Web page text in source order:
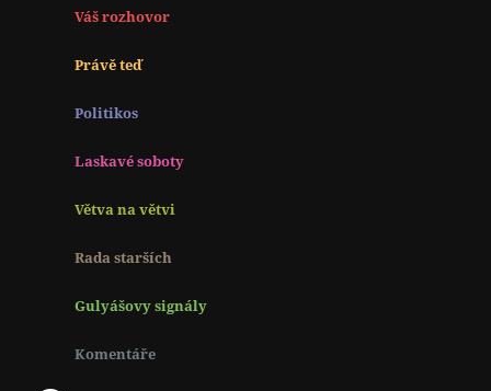
Váš rozhovor
Právě teď
Politikos
Laskavé soboty
Větva na větvi
Rada starších
Gulyášovy signály
Komentáře